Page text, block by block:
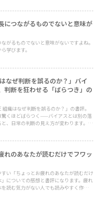
につながるものでないと意味が
がるものでないと意味がないですよね。
学びます。
なぜ判断を誤るのか？」バイ
判断を狂わせる「ばらつき」の
織はなぜ判断を誤るのか？」の書評。
驚くほどばらつく——バイアスとは別の落
、日常の判断の見え方が変わります。正
れのあなたが読むだけでフワッ
い「ちょっとお疲れのあなたが読むだけ
についての感想と書評になります。疲れ
読む気力がない人でも読みやすく作られ